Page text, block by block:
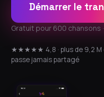
Démarrer le
Gratuit pour 600 chansons
★★★★★ 4,8 · plus de 9,2 M
passe jamais partagé